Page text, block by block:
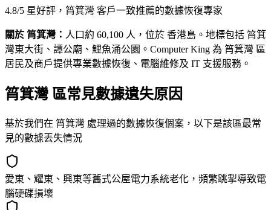
4.8/5 星好評，筲箕灣 客戶一致推薦的數據恢復專家
關於 筲箕灣： 人口約 60,100 人，位於 香港島。地標包括 筲箕
灣東大街、譚公廟、鯉魚涌公園。Computer King 為 筲箕灣 區
居民及商戶提供專業數據恢復、電腦維修及 IT 支援服務。
筲箕灣 區常見數據遺失原因
基於我們在 筲箕灣 處理過的數據恢復個案，以下是該區最常
見的數據丟失情況
愛東、耀東、興東等舊式公屋電力系統老化，頻繁跳掣導致電
腦硬碟損壞